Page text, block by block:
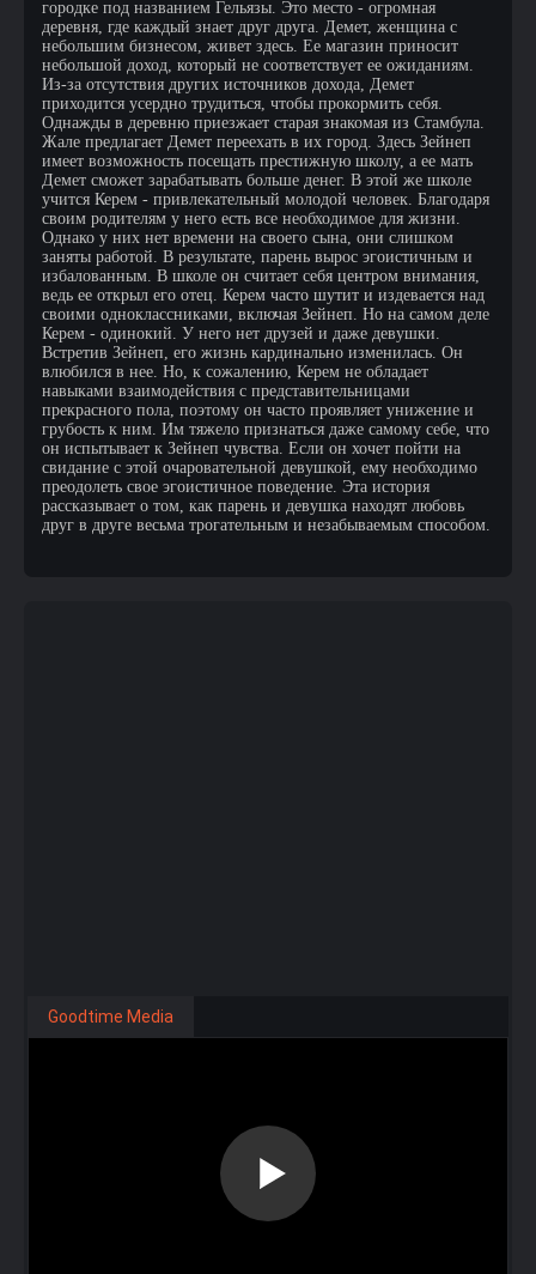
городке под названием Гельязы. Это место - огромная
деревня, где каждый знает друг друга. Демет, женщина с
небольшим бизнесом, живет здесь. Ее магазин приносит
небольшой доход, который не соответствует ее ожиданиям.
Из-за отсутствия других источников дохода, Демет
приходится усердно трудиться, чтобы прокормить себя.
Однажды в деревню приезжает старая знакомая из Стамбула.
Жале предлагает Демет переехать в их город. Здесь Зейнеп
имеет возможность посещать престижную школу, а ее мать
Демет сможет зарабатывать больше денег. В этой же школе
учится Керем - привлекательный молодой человек. Благодаря
своим родителям у него есть все необходимое для жизни.
Однако у них нет времени на своего сына, они слишком
заняты работой. В результате, парень вырос эгоистичным и
избалованным. В школе он считает себя центром внимания,
ведь ее открыл его отец. Керем часто шутит и издевается над
своими одноклассниками, включая Зейнеп. Но на самом деле
Керем - одинокий. У него нет друзей и даже девушки.
Встретив Зейнеп, его жизнь кардинально изменилась. Он
влюбился в нее. Но, к сожалению, Керем не обладает
навыками взаимодействия с представительницами
прекрасного пола, поэтому он часто проявляет унижение и
грубость к ним. Им тяжело признаться даже самому себе, что
он испытывает к Зейнеп чувства. Если он хочет пойти на
свидание с этой очаровательной девушкой, ему необходимо
преодолеть свое эгоистичное поведение. Эта история
рассказывает о том, как парень и девушка находят любовь
друг в друге весьма трогательным и незабываемым способом.
Goodtime Media